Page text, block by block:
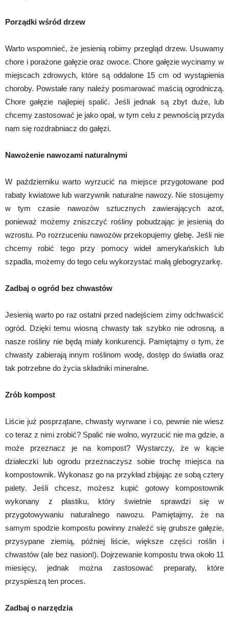
Porządki wśród drzew
Warto wspomnieć, że jesienią robimy przegląd drzew. Usuwamy
chore i porażone gałęzie oraz owoce. Chore gałęzie wycinamy w
miejscach zdrowych, które są oddalone 15 cm od wystąpienia
choroby. Powstałe rany należy posmarować maścią ogrodniczą.
Chore gałęzie najlepiej spalić. Jeśli jednak są zbyt duże, lub
chcemy zastosować je jako opał, w tym celu z pewnością przyda
nam się rozdrabniacz do gałęzi.
Nawożenie nawozami naturalnymi
W październiku warto wyrzucić na miejsce przygotowane pod
rabaty kwiatowe lub warzywnik naturalne nawozy. Nie stosujemy
w tym czasie nawozów sztucznych zawierających azot,
ponieważ możemy zniszczyć rośliny pobudzając je jesienią do
wzrostu. Po rozrzuceniu nawozów przekopujemy glebę. Jeśli nie
chcemy robić tego przy pomocy wideł amerykańskich lub
szpadla, możemy do tego celu wykorzystać małą glebogryzarkę.
Zadbaj o ogród bez chwastów
Jesienią warto po raz ostatni przed nadejściem zimy odchwaścić
ogród. Dzięki temu wiosną chwasty tak szybko nie odrosną, a
nasze rośliny nie będą miały konkurencji. Pamiętajmy o tym, że
chwasty zabierają innym roślinom wodę, dostęp do światła oraz
tak potrzebne do życia składniki mineralne.
Zrób kompost
Liście już posprzątane, chwasty wyrwane i co, pewnie nie wiesz
co teraz z nimi zrobić? Spalić nie wolno, wyrzucić nie ma gdzie, a
może przeznacz je na kompost? Wystarczy, że w kącie
działeczki lub ogrodu przeznaczysz sobie trochę miejsca na
kompostownik. Wykonasz go na przykład zbijając ze sobą cztery
palety. Jeśli chcesz, możesz kupić gotowy kompostownik
wykonany z plastiku, który świetnie sprawdzi się w
przygotowywaniu naturalnego nawozu. Pamiętajmy, że na
samym spodzie kompostu powinny znaleźć się grubsze gałęzie,
przysypane ziemią, później liście, większe części roślin i
chwastów (ale bez nasion!). Dojrzewanie kompostu trwa około 11
miesięcy, jednak można zastosować preparaty, które
przyspieszą ten proces.
Zadbaj o narzędzia